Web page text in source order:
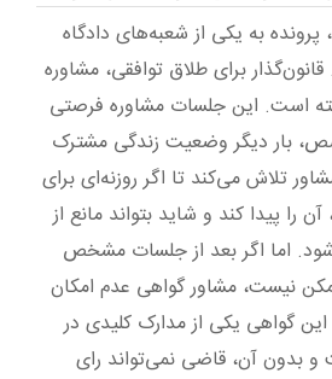
به یکی از شعبه‌های دادگاه
برای طلاق توافقی، مشاوره
است. این جلسات مشاوره فرصتی
بار دیگر وضعیت زندگی مشترک
تلاش می‌کند تا اگر روزنه‌ای برای
را پیدا کند و شاید بتواند مانع از
اما اگر بعد از جلسات مشخص
نیست، مشاور گواهی عدم امکان
گواهی یکی از مدارک کلیدی در
و بدون آن، قاضی نمی‌تواند رای